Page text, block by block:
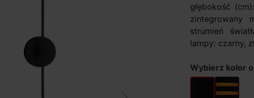
głębokość
zintegrowany
strumień
lampy: czarny,
Wybierz kolor
czarnyczarny/